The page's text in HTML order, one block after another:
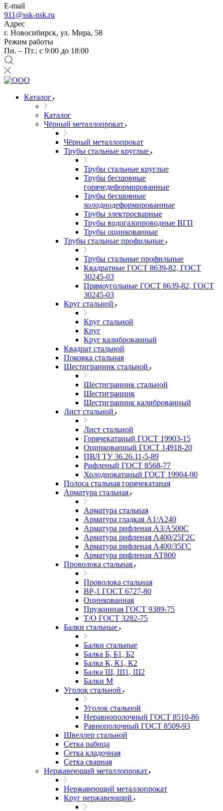
E-mail
911@ssk-nsk.ru
Адрес
г. Новосибирск, ул. Мира, 58
Режим работы
Пн. – Пт.: с 9:00 до 18:00
Каталог
Каталог
Чёрный металлопрокат
Чёрный металлопрокат
Трубы стальные круглые
Трубы стальные круглые
Трубы бесшовные
горячедеформированные
Трубы бесшовные
холоднодеформированные
Трубы электросварные
Трубы водогазопроводные ВГП
Трубы оцинкованные
Трубы стальные профильные
Трубы стальные профильные
Квадратные ГОСТ 8639-82, ГОСТ
30245-03
Прямоугольные ГОСТ 8639-82, ГОСТ
30245-03
Круг стальной
Круг стальной
Круг
Круг калиброванный
Квадрат стальной
Поковка стальная
Шестигранник стальной
Шестигранник стальной
Шестигранник
Шестигранник калиброванный
Лист стальной
Лист стальной
Горячекатаный ГОСТ 19903-15
Оцинкованный ГОСТ 14918-20
ПВЛ ТУ 36.26.11-5-89
Рифленый ГОСТ 8568-77
Холоднокатаный ГОСТ 19904-90
Полоса стальная горячекатаная
Арматура стальная
Арматура стальная
Арматура гладкая А1/А240
Арматура рифленая А3/А500С
Арматура рифленая А400/25Г2С
Арматура рифленая А400/35ГС
Арматура рифленая АТ800
Проволока стальная
Проволока стальная
ВР-1 ГОСТ 6727-80
Оцинкованная
Пружинная ГОСТ 9389-75
Т/О ГОСТ 3282-75
Балки стальные
Балки стальные
Балка Б, Б1, Б2
Балка К, К1, К2
Балка Ш, Ш1, Ш2
Балки М
Уголок стальной
Уголок стальной
Неравнополочный ГОСТ 8510-86
Равнополочный ГОСТ 8509-93
Швеллер стальной
Сетка рабица
Сетка кладочная
Сетка сварная
Нержавеющий металлопрокат
Нержавеющий металлопрокат
Круг нержавеющий